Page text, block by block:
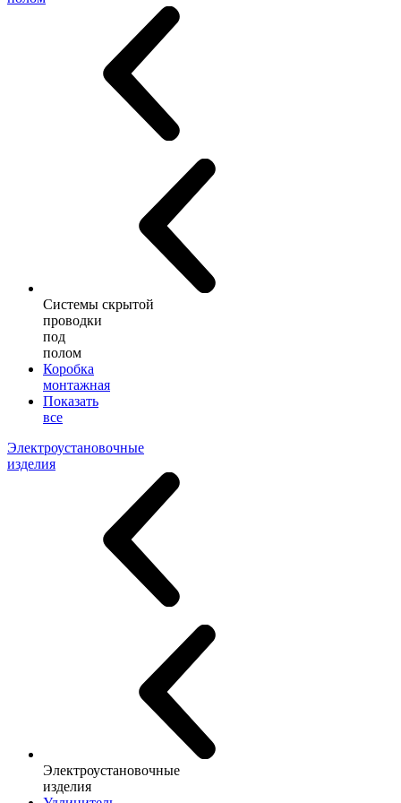
Системы скрытой
проводки
под
полом
Коробка
монтажная
Показать
все
Электроустановочные
изделия
Электроустановочные
изделия